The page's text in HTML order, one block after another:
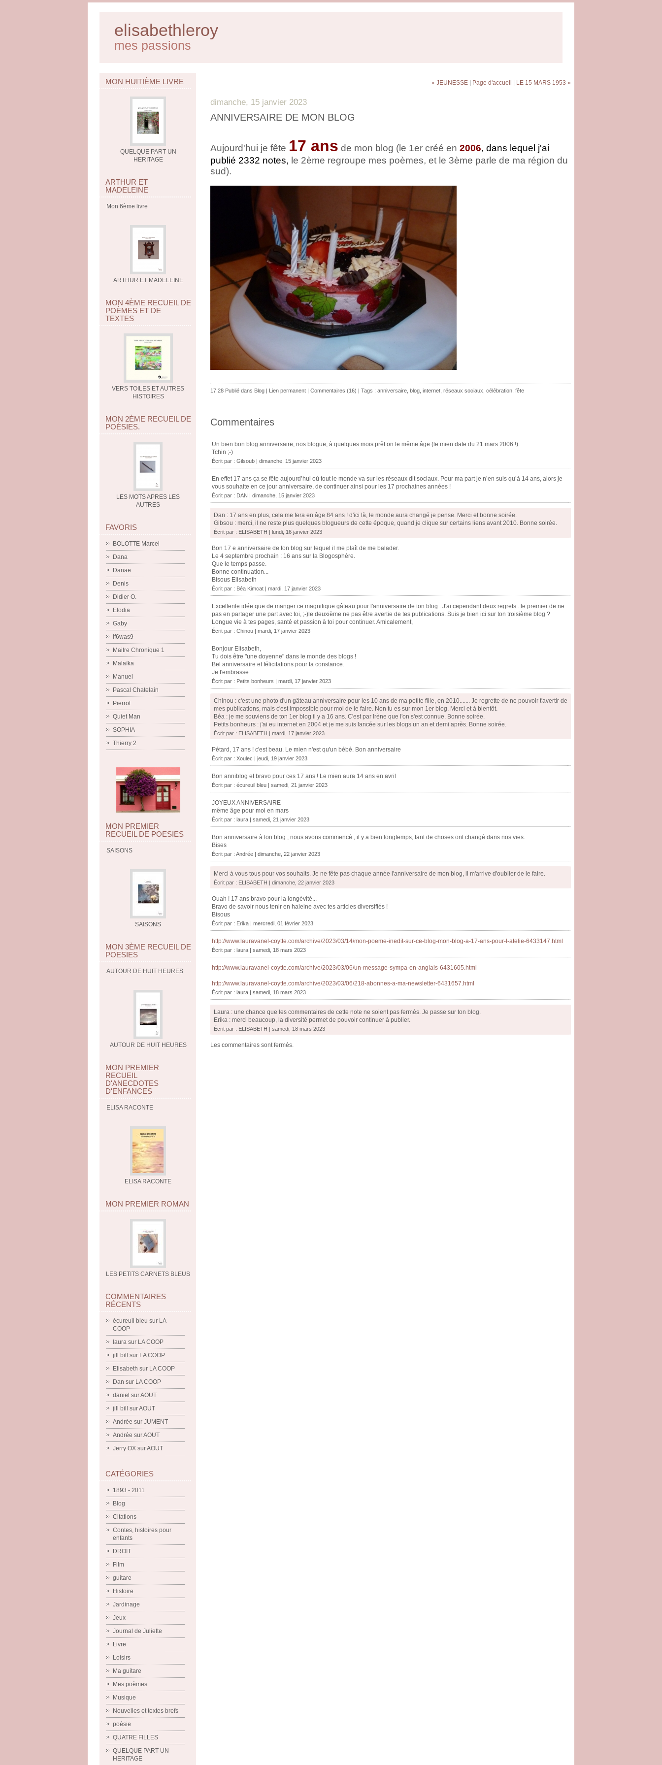
elisabethleroy
mes passions
MON HUITIÈME LIVRE
QUELQUE PART UN
HERITAGE
ARTHUR ET
MADELEINE
Mon 6ème livre
ARTHUR ET MADELEINE
MON 4ÈME RECUEIL DE
POÈMES ET DE
TEXTES
VERS TOILES ET AUTRES
HISTOIRES
MON 2ÈME RECUEIL DE
POÉSIES.
LES MOTS APRES LES
AUTRES
FAVORIS
BOLOTTE Marcel
Dana
Danae
Denis
Didier O.
Elodia
Gaby
If6was9
Maitre Chronique 1
Malaïka
Manuel
Pascal Chatelain
Pierrot
Quiet Man
SOPHIA
Thierry 2
MON PREMIER
RECUEIL DE POESIES
SAISONS
SAISONS
MON 3ÈME RECUEIL DE
POESIES
AUTOUR DE HUIT HEURES
AUTOUR DE HUIT HEURES
MON PREMIER
RECUEIL
D'ANECDOTES
D'ENFANCES
ELISA RACONTE
ELISA RACONTE
MON PREMIER ROMAN
LES PETITS CARNETS BLEUS
COMMENTAIRES
RÉCENTS
écureuil bleu sur LA
COOP
laura sur LA COOP
jill bill
sur LA COOP
Elisabeth sur LA COOP
Dan sur LA COOP
daniel surAOUT
jill bill
surAOUT
Andrée sur JUMENT
Andrée surAOUT
Jerry OX surAOUT
CATÉGORIES
1893 - 2011
Blog
Citations
Contes, histoires pour
enfants
DROIT
Film
guitare
Histoire
Jardinage
Jeux
Journal de Juliette
Livre
Loisirs
Ma guitare
Mes poèmes
Musique
Nouvelles et textes brefs
poésie
QUATRE FILLES
QUELQUE PART UN
HERITAGE
« JEUNESSE Page d'accueil LE 15 MARS 1953 »
dimanche, 15 janvier 2023
ANNIVERSAIRE DE MON BLOG
Aujourd'hui je fête 17 ans de mon blog (le 1er créé en 2006, dans lequel j'ai
publié 2332 notes, le 2ème regroupe mes poèmes, et le 3ème parle de ma région du
sud).
17:28 Publié dans Blog | Lien permanent | Commentaires (16) | Tags : anniversaire blog internet réseaux sociaux célébration fête
Commentaires
Un bien bon blog anniversaire, nos blogue, à quelques mois prêt on le même âge (le mien date du 21 mars 2006 !).
Tchin ;-)
Écrit par : Gilsoub | dimanche, 15 janvier 2023
En effet 17 ans ça se fête aujourd’hui où tout le monde va sur les réseaux dit sociaux. Pour ma part je n’en suis qu’à 14 ans, alors je
vous souhaite en ce jour anniversaire, de continuer ainsi pour les 17 prochaines années !
Écrit par : DAN | dimanche, 15 janvier 2023
Dan : 17 ans en plus, cela me fera en âge 84 ans ! d'ici là, le monde aura changé je pense. Merci et bonne soirée.
Gibsou : merci, il ne reste plus quelques blogueurs de cette époque, quand je clique sur certains liens avant 2010. Bonne soirée.
Écrit par : ELISABETH | lundi, 16 janvier 2023
Bon 17 e anniversaire de ton blog sur lequel il me plaît de me balader.
Le 4 septembre prochain : 16 ans sur la Blogosphère.
Que le temps passe.
Bonne continuation...
Bisous Elisabeth
Écrit par : Béa Kimcat | mardi, 17 janvier 2023
Excellente idée que de manger ce magnifique gâteau pour l'anniversaire de ton blog . J'ai cependant deux regrets : le premier de ne
pas en partager une part avec toi, ;-)le deuxième ne pas être avertie de tes publications. Suis je bien ici sur ton troisième blog ?
Longue vie à tes pages, santé et passion à toi pour continuer. Amicalement,
Écrit par : Chinou | mardi, 17 janvier 2023
Bonjour Elisabeth,
Tu dois être "une doyenne" dans le monde des blogs !
Bel anniversaire et félicitations pour ta constance.
Je t'embrasse
Écrit par : Petits bonheurs | mardi, 17 janvier 2023
Chinou : c'est une photo d'un gâteau anniversaire pour les 10 ans de ma petite fille, en 2010....... Je regrette de ne pouvoir t'avertir de
mes publications, mais c'est impossible pour moi de le faire. Non tu es sur mon 1er blog. Merci et à bientôt.
Béa : je me souviens de ton 1er blog il y a 16 ans. C'est par Irène que l'on s'est connue. Bonne soirée.
Petits bonheurs : j'ai eu internet en 2004 et je me suis lancée sur les blogs un an et demi après. Bonne soirée.
Écrit par : ELISABETH | mardi, 17 janvier 2023
Pétard, 17 ans ! c'est beau. Le mien n'est qu'un bébé. Bon anniversaire
Écrit par : Xoulec | jeudi, 19 janvier 2023
Bon anniblog et bravo pour ces 17 ans ! Le mien aura 14 ans en avril
Écrit par : écureuil bleu | samedi, 21 janvier 2023
JOYEUX ANNIVERSAIRE
même âge pour moi en mars
Écrit par : laura | samedi, 21 janvier 2023
Bon anniversaire à ton blog ; nous avons commencé , il y a bien longtemps, tant de choses ont changé dans nos vies.
Bises
Écrit par : Andrée | dimanche, 22 janvier 2023
Merci à vous tous pour vos souhaits. Je ne fête pas chaque année l'anniversaire de mon blog, il m'arrive d'oublier de le faire.
Écrit par : ELISABETH | dimanche, 22 janvier 2023
Ouah ! 17 ans bravo pour la longévité...
Bravo de savoir nous tenir en haleine avec tes articles diversifiés !
Bisous
Écrit par : Erika | mercredi, 01 février 2023
http://www.lauravanel-coytte.com/archive/2023/03/14/mon-poeme-inedit-sur-ce-blog-mon-blog-a-17-ans-pour-l-atelie-6433147.html
Écrit par : laura | samedi, 18 mars 2023
http://www.lauravanel-coytte.com/archive/2023/03/06/un-message-sympa-en-anglais-6431605.html
http://www.lauravanel-coytte.com/archive/2023/03/06/218-abonnes-a-ma-newsletter-6431657.html
Écrit par : laura | samedi, 18 mars 2023
Laura : une chance que les commentaires de cette note ne soient pas fermés. Je passe sur ton blog.
Erika : merci beaucoup, la diversité permet de pouvoir continuer à publier.
Écrit par : ELISABETH | samedi, 18 mars 2023
Les commentaires sont fermés.